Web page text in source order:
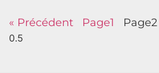
« Précédent Page1 Page2